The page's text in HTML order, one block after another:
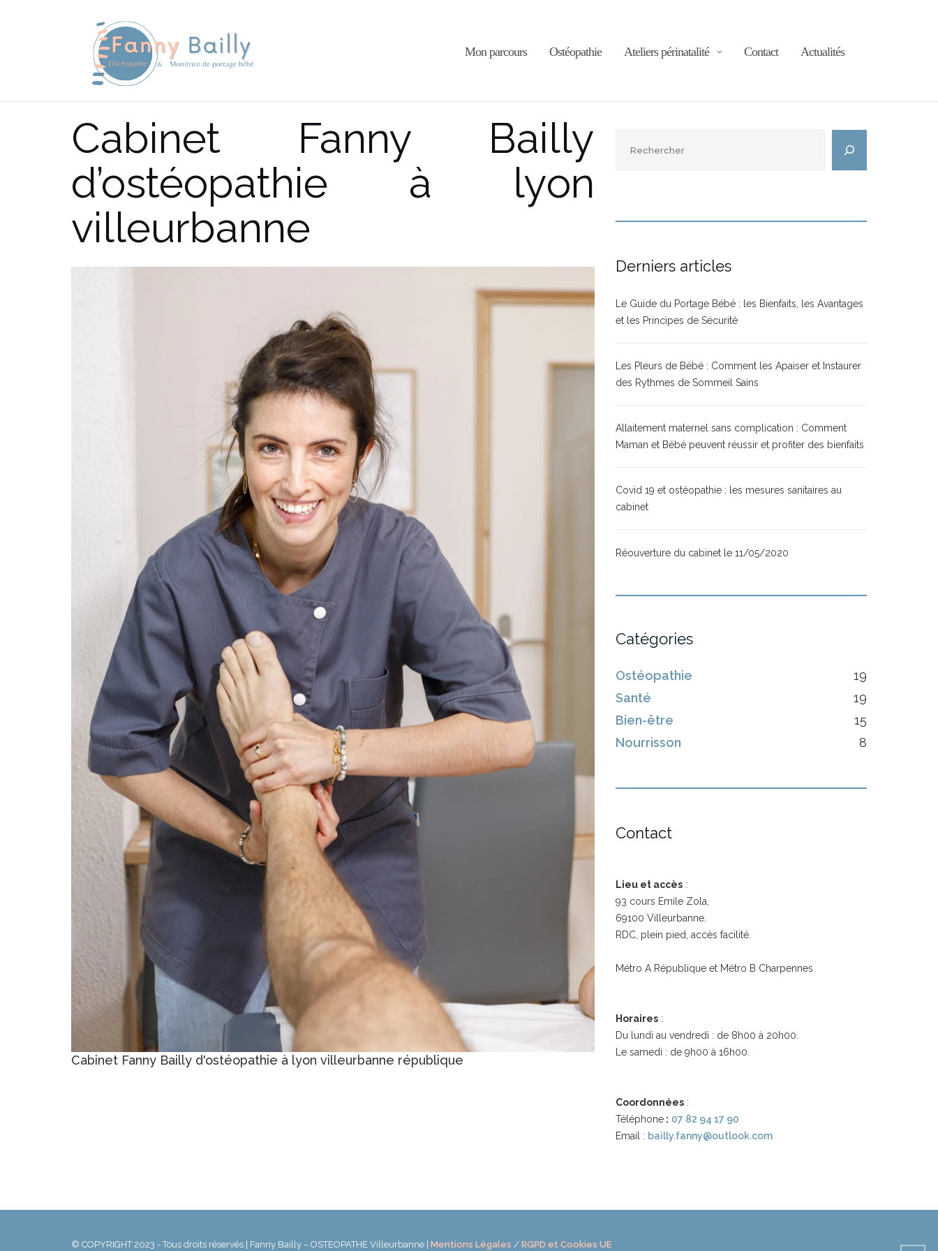
Mon parcours Ostéopathie Ateliers périnatalité Contact Actualités
Cabinet Fanny Bailly
d’ostéopathie à lyon
villeurbanne
Cabinet Fanny Bailly d'ostéopathie à lyon villeurbanne république
Derniers articles
Le Guide du Portage Bébé : les Bienfaits, les Avantages
et les Principes de Sécurité
Les Pleurs de Bébé : Comment les Apaiser et Instaurer
des Rythmes de Sommeil Sains
Allaitement maternel sans complication : Comment
Maman et Bébé peuvent réussir et profiter des bienfaits
Covid 19 et ostéopathie : les mesures sanitaires au
cabinet
Réouverture du cabinet le 11/05/2020
Catégories
Ostéopathie
19
Santé
19
Bien-être
15
Nourrisson
8
Contact
Lieu et accès :
93 cours Emile Zola,
69100 Villeurbanne.
RDC, plein pied, accès facilité.
Métro A République et Métro B Charpennes
Horaires :
Du lundi au vendredi : de 8h00 à 20h00.
Le samedi : de 9h00 à 16h00.
Coordonnées :
Téléphone : 07 82 94 17 90
Email : bailly.fanny@outlook.com
© COPYRIGHT 2023 - Tous droits réservés | Fanny Bailly – OSTEOPATHE Villeurbanne | Mentions Légales / RGPD et Cookies UE